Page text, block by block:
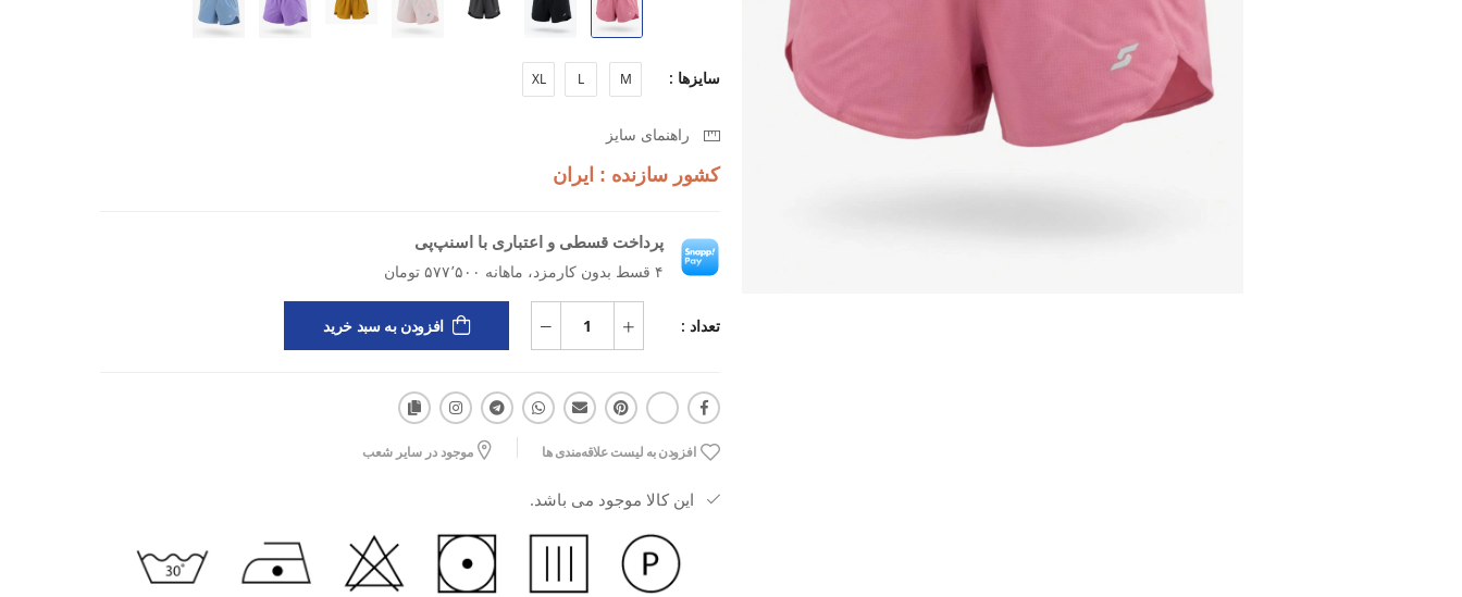
همچنین باعث می‌شود پوست احساس خنکی و خشکی داشته باشد.
ویژگی‌های اصلی:
برند: اسپورتلند
دسته کاربری: تمرین و فیتنس
نوع مواد: پارچه‌ای
ویژگی: مناسب برای حرکت (Motion)
مزایا: بسیار نرم، سبک، لطیف، آزادی حرکت بالا، خنک و خشک‌کننده
کاربرد: باشگاه، تمرینات فیتنس، یوگا، پیلاتس، دویدن، استفاده روزمره راحت
سایزها : M
L
XL
راهنمای سایز
کشور سازنده : ایران
پرداخت قسطی و اعتباری با اسنپ‌پی
۴ قسط بدون کارمزد، ماهانه ۵۷۷٬۵۰۰ تومان
تعداد : افزودن به سبد خرید
افزودن به لیست علاقه‌مندی ها موجود در سایر شعب
این کالا موجود می باشد.